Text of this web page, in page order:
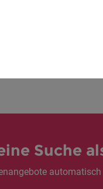
Suche
automatisch